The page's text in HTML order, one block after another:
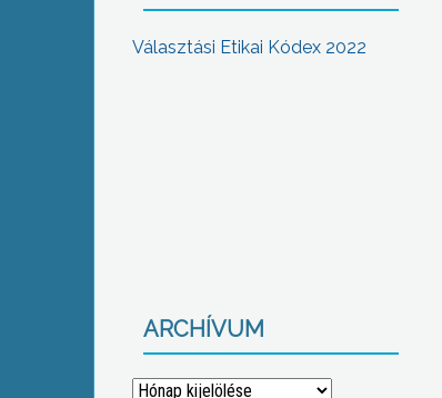
Választási Etikai Kódex 2022
ARCHÍVUM
Archívum